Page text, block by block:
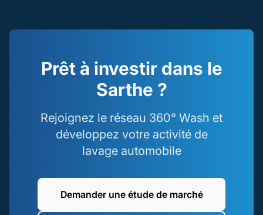
Prêt à investir dans le
Sarthe ?
Rejoignez le réseau 360° Wash et
développez votre activité de
lavage automobile
Demander une étude de marché